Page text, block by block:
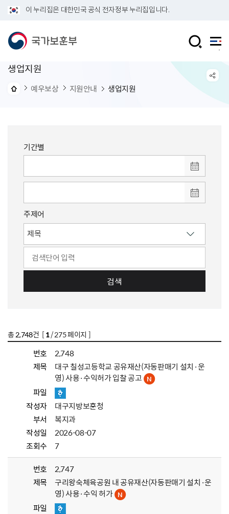
이 누리집은 대한민국 공식 전자정부 누리집입니다.
생업지원
예우보상 지원안내 생업지원
기간별
주제어
검색
총2,748건 [1/ 275 페이지 ]
번호
2,748
제목
대구 칠성고등학교 공유재산(자동판매기 설치·운
영) 사용·수익허가 입찰 공고
파일
작성자
대구지방보훈청
부서
복지과
작성일
2026-08-07
조회수
7
번호
2,747
제목
구리왕숙체육공원 내 공유재산(자동판매기 설치·운
영) 사용·수익 허가
파일